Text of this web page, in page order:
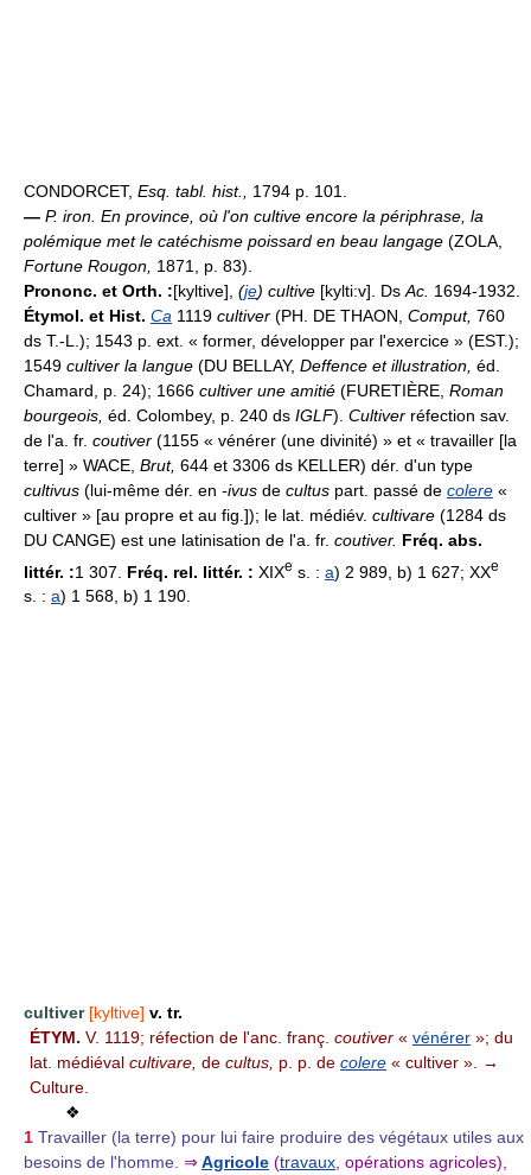
CONDORCET, Esq. tabl. hist., 1794 p. 101.
— P. iron. En province, où l'on cultive encore la périphrase, la
polémique met le catéchisme poissard en beau langage (ZOLA,
Fortune Rougon, 1871, p. 83).
Prononc. et Orth. :[kyltive], (je) cultive [kylti:v]. Ds Ac. 1694-1932.
Étymol. et Hist. Ca 1119 cultiver (PH. DE THAON, Comput, 760
ds T.-L.); 1543 p. ext. « former, développer par l'exercice » (EST.);
1549 cultiver la langue (DU BELLAY, Deffence et illustration, éd.
Chamard, p. 24); 1666 cultiver une amitié (FURETIÈRE, Roman
bourgeois, éd. Colombey, p. 240 ds IGLF). Cultiver réfection sav.
de l'a. fr. coutiver (1155 « vénérer (une divinité) » et « travailler [la
terre] » WACE, Brut, 644 et 3306 ds KELLER) dér. d'un type
cultivus (lui-même dér. en -ivus de cultus part. passé de colere «
cultiver » [au propre et au fig.]); le lat. médiév. cultivare (1284 ds
DU CANGE) est une latinisation de l'a. fr. coutiver. Fréq. abs.
littér. :1 307. Fréq. rel. littér. : XIXe s. : a) 2 989, b) 1 627; XXe
s. : a) 1 568, b) 1 190.
cultiver [kyltive] v. tr.
ÉTYM. V. 1119; réfection de l'anc. franç. coutiver « vénérer »; du
lat. médiéval cultivare, de cultus, p. p. de colere « cultiver ». →
Culture.
❖
1 Travailler (la terre) pour lui faire produire des végétaux utiles aux
besoins de l'homme. ⇒ Agricole (travaux, opérations agricoles),